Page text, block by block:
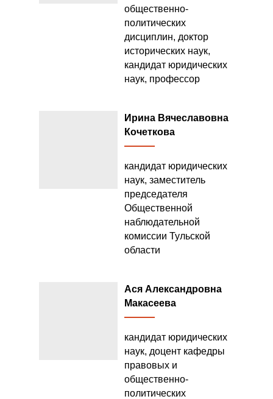
общественно-
политических
дисциплин, доктор
исторических наук,
кандидат юридических
наук, профессор
Ирина Вячеславовна
Кочеткова
кандидат юридических
наук, заместитель
председателя
Общественной
наблюдательной
комиссии Тульской
области
Ася Александровна
Макасеева
кандидат юридических
наук, доцент кафедры
правовых и
общественно-
политических